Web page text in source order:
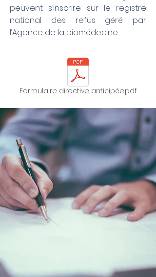
peuvent s’inscrire sur le registre
national des refus géré par
l’Agence de la biomédecine.
Formulaire directive anticipée.pdf